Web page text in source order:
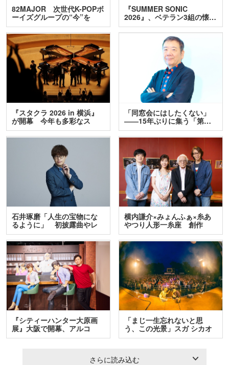
82MAJOR 次世代K-POPボ
ーイズグループの“今”を
訊…
『SUMMER SONIC
2026』、ベテラン3組の懐…
『スタクラ 2026 in 横浜』
が開幕 今年も多彩なス
テ…
「同窓会にはしたくない」
――15年ぶりに集う「第…
石井琢磨「人生の宝物にな
るように」 初披露曲やレ
ア…
横内謙介×みょんふぁ×糸あ
やつり人形一糸座 創作
人…
『シティーハンター大原画
展』大阪で開幕、アルコ
＆…
「まじ一生忘れないと思
う、この光景」スガ シカオ
と…
さらに読み込む